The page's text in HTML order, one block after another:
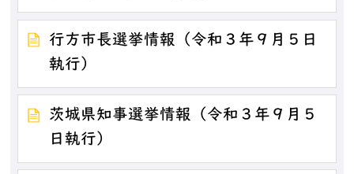
行方市長選挙情報（令和３年９月５日
執行）
茨城県知事選挙情報（令和３年９月５
日執行）